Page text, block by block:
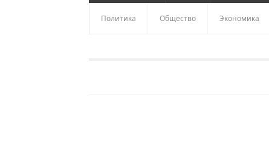
Политика Общество Экономика